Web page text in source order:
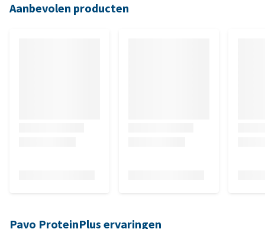
Aanbevolen producten
Pavo ProteinPlus ervaringen